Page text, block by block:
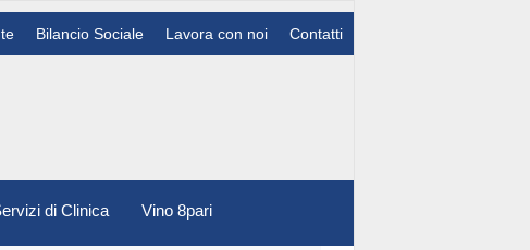
Contatti
Lavora con noi
Bilancio Sociale
di Clinica Vino 8pari